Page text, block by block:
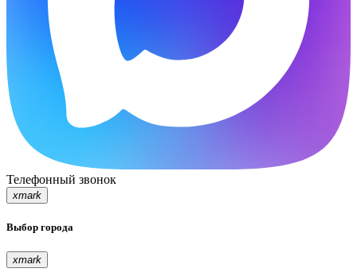
Телефонный звонок
xmark
Выбор города
xmark